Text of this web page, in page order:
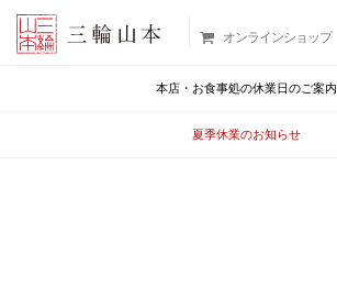
オンラインショップ
本店・お食事処の休業日のご案内
夏季休業のお知らせ